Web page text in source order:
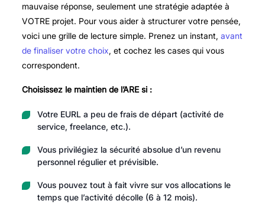
mauvaise réponse, seulement une stratégie adaptée à
VOTRE projet. Pour vous aider à structurer votre pensée,
voici une grille de lecture simple. Prenez un instant, avant
de finaliser votre choix, et cochez les cases qui vous
correspondent.
Choisissez le maintien de l’ARE si :
Votre EURL a peu de frais de départ (activité de
service, freelance, etc.).
Vous privilégiez la sécurité absolue d’un revenu
personnel régulier et prévisible.
Vous pouvez tout à fait vivre sur vos allocations le
temps que l’activité décolle (6 à 12 mois).